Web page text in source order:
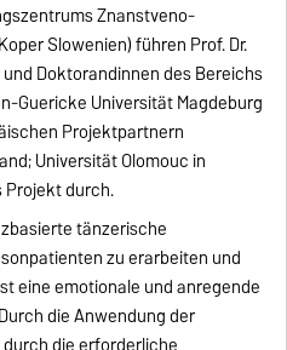
Znanstveno-
Slowenien) führen Prof. Dr.
Doktorandinnen des Bereichs
Guericke Universität Magdeburg
Projektpartnern
Universität Olomouc in
Projekt durch.
tänzerische
zu erarbeiten und
eine emotionale und anregende
die Anwendung der